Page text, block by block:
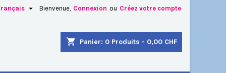
Bienvenue, Connexion ou Créez votre compte

shopping_cart Panier: 0 Produits - 0,00 CHF